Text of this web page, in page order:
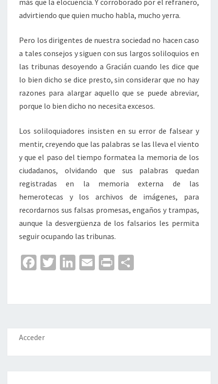
más que la elocuencia. Y corroborado por el refranero,
advirtiendo que quien mucho habla, mucho yerra.
Pero los dirigentes de nuestra sociedad no hacen caso
a tales consejos y siguen con sus largos soliloquios en
las tribunas desoyendo a Gracián cuando les dice que
lo bien dicho se dice presto, sin considerar que no hay
razones para alargar aquello que se puede abreviar,
porque lo bien dicho no necesita excesos.
Los soliloquiadores insisten en su error de falsear y
mentir, creyendo que las palabras se las lleva el viento
y que el paso del tiempo formatea la memoria de los
ciudadanos, olvidando que sus palabras quedan
registradas en la memoria externa de las
hemerotecas y los archivos de imágenes, para
recordarnos sus falsas promesas, engaños y trampas,
aunque la desvergüenza de los falsarios les permita
seguir ocupando las tribunas.
Fa
o
o
k
T
er
Li
dI
n
E
l
Pr
p
ar
Acceder